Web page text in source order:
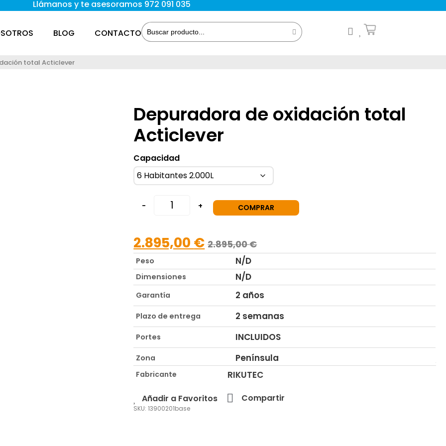
Llámanos y te asesoramos 972 091 035
BLOG CONTACTO
total Acticlever
Depuradora de oxidación total
Acticlever
Capacidad
- + COMPRAR
2.895,00 € 2.895,00€
Peso N/D
Dimensiones N/D
Garantía 2 años
Plazo de entrega 2 semanas
Portes INCLUIDOS
Zona Península
Fabricante RIKUTEC
Añadir a Favoritos Compartir
SKU: 13900201base